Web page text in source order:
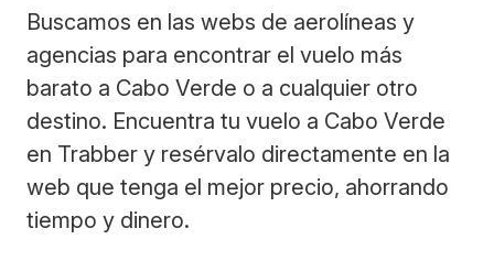
Buscamos en las webs de aerolíneas y
agencias para encontrar el vuelo más
barato a Cabo Verde o a cualquier otro
destino. Encuentra tu vuelo a Cabo Verde
en Trabber y resérvalo directamente en la
web que tenga el mejor precio, ahorrando
tiempo y dinero.